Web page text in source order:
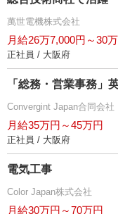
萬世電機株式会社
月給26万7,000円～30
正社員 / 大阪府
「総務・営業事務」
Convergint Japan合同会社
月給35万円～45万円
正社員 / 大阪府
電気工事
Color Japan株式会社
月給30万円～70万円